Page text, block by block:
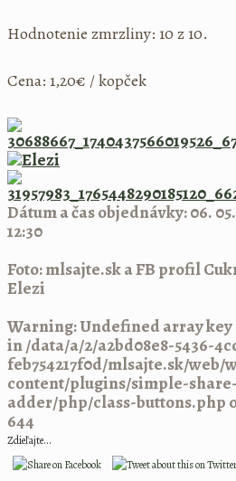
Hodnotenie zmrzliny: 10 z 10.
Cena: 1,20€ / kopček
Dátum a čas objednávky: 06.
12:30
Foto: mlsajte.sk a FB profil
Elezi
Warning: Undefined array
in/data/a/2/a2bd08e8-5436-
feb754217f0d/mlsajte.sk/web/
content/plugins/simple-
adder/php/class-buttons.php
644
Zdieľajte...